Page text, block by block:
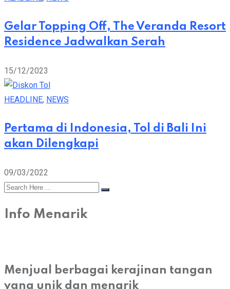
Gelar Topping Off, The Veranda Resort
Residence Jadwalkan Serah
15/12/2023
HEADLINE, NEWS
Pertama di Indonesia, Tol di Bali Ini
akan Dilengkapi
09/03/2022
Info Menarik
Menjual berbagai kerajinan tangan
yang unik dan menarik